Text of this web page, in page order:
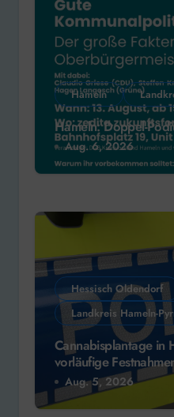
Hameln
Hameln: Doppel-
Aug. 6, 2026
Hessisch Oldendorf
Landkreis Hameln-
Cannabisplantage in
vorläufige
Aug. 5, 2026